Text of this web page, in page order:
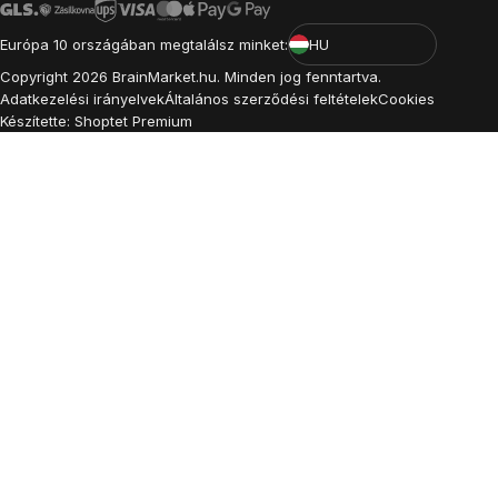
Európa 10 országában megtalálsz minket:
HU
Copyright 2026 BrainMarket.hu. Minden jog fenntartva.
Adatkezelési irányelvekÁltalános szerződési feltételekCookies
Készítette: Shoptet Premium